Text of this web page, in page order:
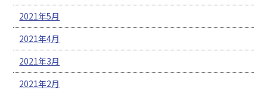
2021年5月
2021年4月
2021年3月
2021年2月